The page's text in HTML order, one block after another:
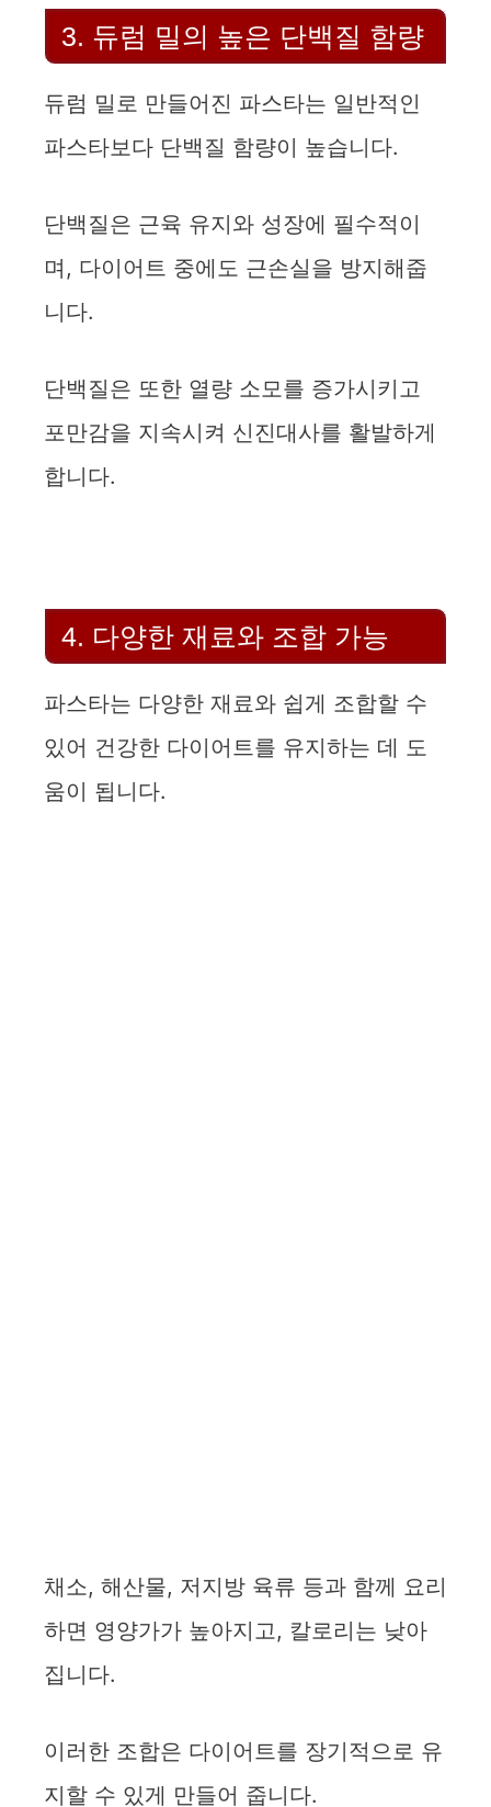
3. 듀럼 밀의 높은 단백질 함량
듀럼 밀로 만들어진 파스타는 일반적인
파스타보다 단백질 함량이 높습니다.
단백질은 근육 유지와 성장에 필수적이
며, 다이어트 중에도 근손실을 방지해줍
니다.
단백질은 또한 열량 소모를 증가시키고
포만감을 지속시켜 신진대사를 활발하게
합니다.
4. 다양한 재료와 조합 가능
파스타는 다양한 재료와 쉽게 조합할 수
있어 건강한 다이어트를 유지하는 데 도
움이 됩니다.
채소, 해산물, 저지방 육류 등과 함께 요리
하면 영양가가 높아지고, 칼로리는 낮아
집니다.
이러한 조합은 다이어트를 장기적으로 유
지할 수 있게 만들어 줍니다.